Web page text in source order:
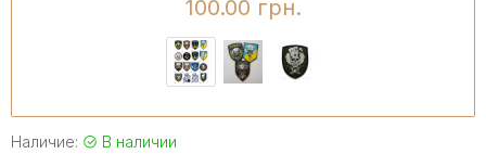
100.00 грн.
Наличие: В наличии